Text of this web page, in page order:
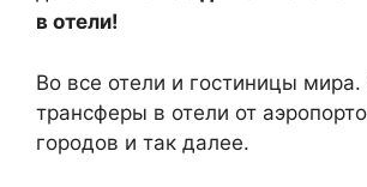
в отели!
Во все отели и гостиницы мира.
трансферы в отели от
городов и так далее.